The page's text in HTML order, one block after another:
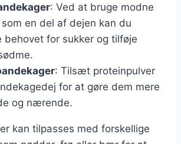
: Ved at bruge modne
en del af dejen kan du
behovet for sukker og tilføje
: Tilsæt proteinpulver
for at gøre dem mere
og nærende.
kan tilpasses med forskellige